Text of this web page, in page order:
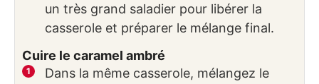
un très grand saladier pour libérer la
casserole et préparer le mélange final.
Cuire le caramel ambré
Dans la même casserole, mélangez le